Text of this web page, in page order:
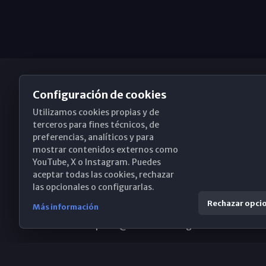
Obispado de Málaga
Santa María, 18-20. 29015 Málaga
(+34) 952 224 386
Configuración de cookies
Utilizamos cookies propias y de
terceros para fines técnicos, de
preferencias, analíticos y para
mostrar contenidos externos como
YouTube, X o Instagram. Puedes
aceptar todas las cookies, rechazar
las opcionales o configurarlas.
Más información Rechazar